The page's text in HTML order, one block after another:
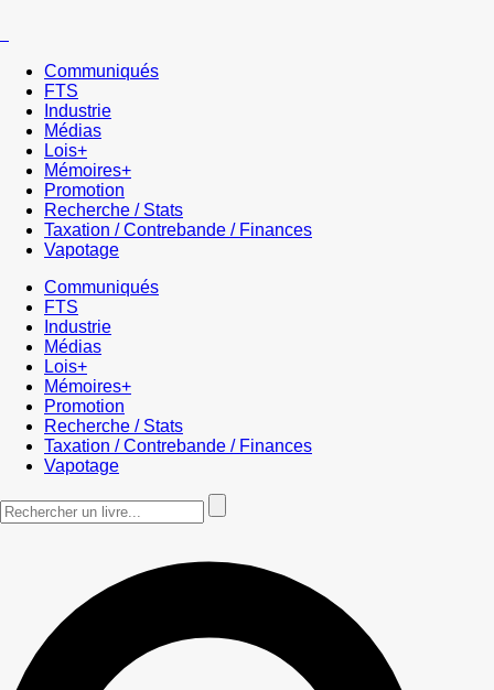
Communiqués
FTS
Industrie
Médias
Lois+
Mémoires+
Promotion
Recherche / Stats
Taxation / Contrebande / Finances
Vapotage
Communiqués
FTS
Industrie
Médias
Lois+
Mémoires+
Promotion
Recherche / Stats
Taxation / Contrebande / Finances
Vapotage